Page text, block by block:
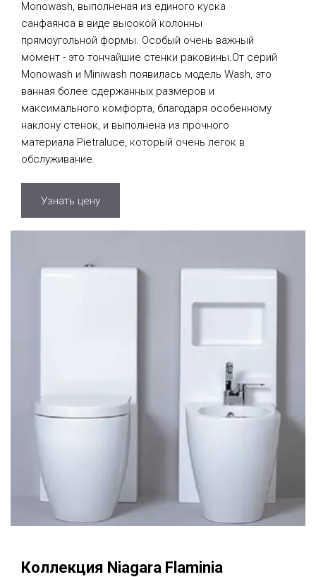
Monowash, выполненая из единого куска
санфаянса в виде высокой колонны
прямоугольной формы. Особый очень важный
момент - это тончайшие стенки раковины.От серий
Monowash и Miniwash появилась модель Wash, это
ванная более сдержанных размеров и
максимального комфорта, благодаря особенному
наклону стенок, и выполнена из прочного
материала Pietraluce, который очень легок в
обслуживание.
Узнать цену
Коллекция Niagara Flaminia